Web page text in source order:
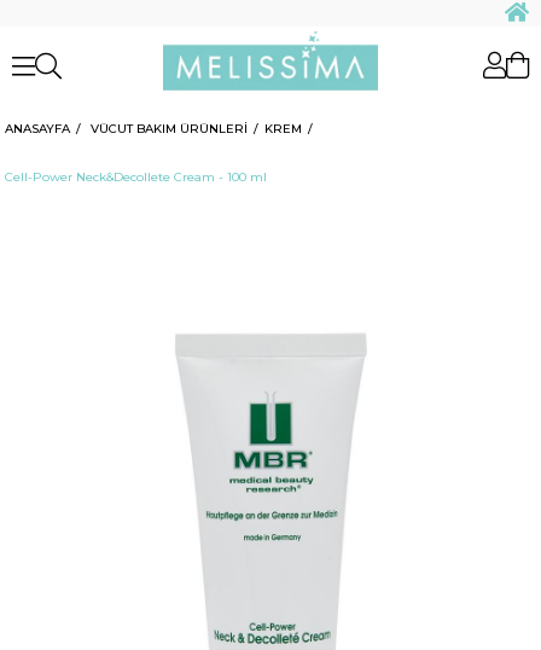
ANASAYFA VÜCUT BAKIM ÜRÜNLERİ KREM
Cell-Power Neck&Decollete Cream - 100 ml